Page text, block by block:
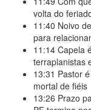
volta do
11:40 Noivo
para
11:14 Capela
terraplanistas
13:31 Pastor
mortal de fiéis
13:26 Prazo